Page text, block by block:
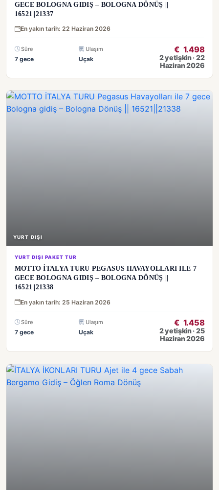
GECE BOLOGNA GIDIŞ – BOLOGNA DÖNÜŞ ||
16521||21337
En yakın tarih: 22 Haziran 2026
Süre
7 gece
Ulaşım
Uçak
€ 1.498
2 yetişkin · 22
Haziran 2026
YURT DIŞI
YURT DIŞI PAKET TUR
MOTTO İTALYA TURU PEGASUS HAVAYOLLARI ILE 7
GECE BOLOGNA GIDIŞ – BOLOGNA DÖNÜŞ ||
16521||21338
En yakın tarih: 25 Haziran 2026
Süre
7 gece
Ulaşım
Uçak
€ 1.458
2 yetişkin · 25
Haziran 2026